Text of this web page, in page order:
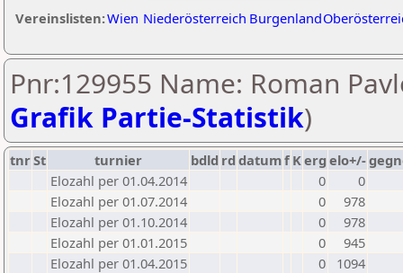
Vereinslisten:Wien Niederösterreich Burgenland
Pnr:129955 Name: Roman
Grafik Partie-Statistik)
tnrSt turnier bdld rd datumf Kerg elo+/-
Elozahl per 01.04.2014
0
0
Elozahl per 01.07.2014
0
978
Elozahl per 01.10.2014
0
978
Elozahl per 01.01.2015
0
945
Elozahl per 01.04.2015
0
1094